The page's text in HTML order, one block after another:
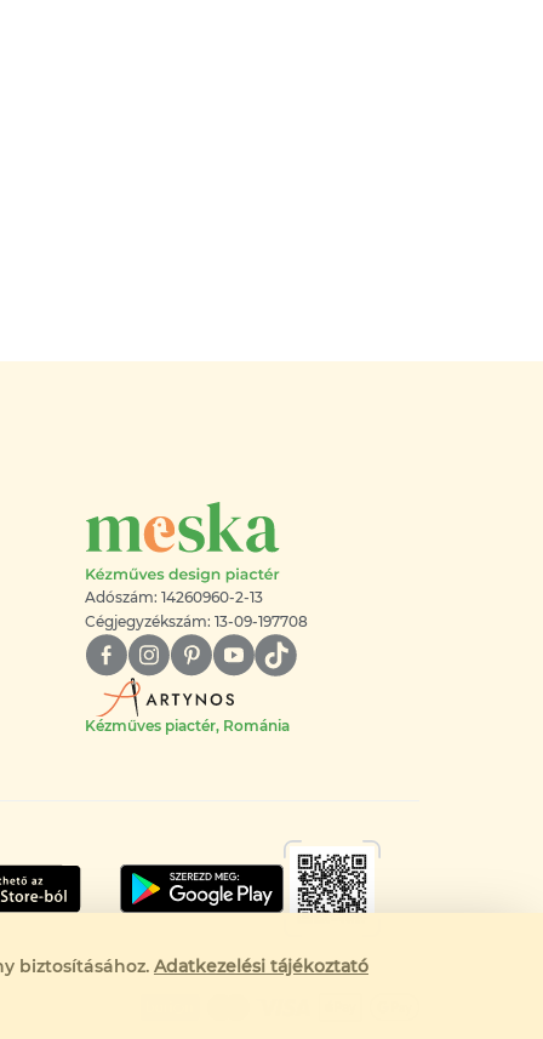
Adószám: 14260960-2-13
Cégjegyzékszám: 13-09-197708
Kézműves piactér, Románia
biztosításához. Adatkezelési tájékoztató